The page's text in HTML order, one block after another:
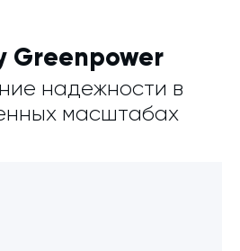
Greenpower
надежности в
масштабах